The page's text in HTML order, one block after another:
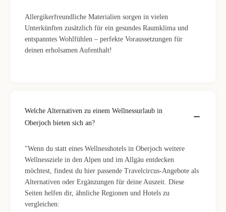
Allergikerfreundliche Materialien sorgen in vielen
Unterkünften zusätzlich für ein gesundes Raumklima und
entspanntes Wohlfühlen – perfekte Voraussetzungen für
deinen erholsamen Aufenthalt!
Welche Alternativen zu einem Wellnessurlaub in
Oberjoch bieten sich an?
"Wenn du statt eines Wellnesshotels in Oberjoch weitere
Wellnessziele in den Alpen und im Allgäu entdecken
möchtest, findest du hier passende Travelcircus-Angebote als
Alternativen oder Ergänzungen für deine Auszeit. Diese
Seiten helfen dir, ähnliche Regionen und Hotels zu
vergleichen: